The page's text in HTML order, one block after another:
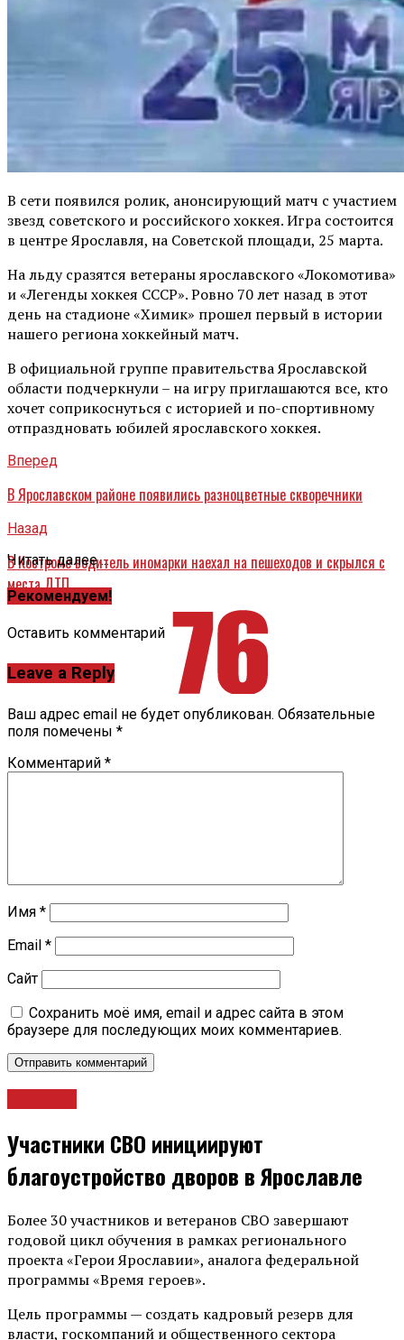
В сети появился ролик, анонсирующий матч с участием
звезд советского и российского хоккея. Игра состоится
в центре Ярославля, на Советской площади, 25 марта.
На льду сразятся ветераны ярославского «Локомотива»
и «Легенды хоккея СССР». Ровно 70 лет назад в этот
день на стадионе «Химик» прошел первый в истории
нашего региона хоккейный матч.
В официальной группе правительства Ярославской
области подчеркнули – на игру приглашаются все, кто
хочет соприкоснуться с историей и по-спортивному
отпраздновать юбилей ярославского хоккея.
Вперед
В Ярославском районе появились разноцветные скворечники
Назад
В Костроме водитель иномарки наехал на пешеходов и скрылся с
места ДТП
Читать далее ...
Рекомендуем!
Оставить комментарий
Leave a Reply
Ваш адрес email не будет опубликован. Обязательные
поля помечены *
Комментарий *
Имя *
Email *
Сайт
Сохранить моё имя, email и адрес сайта в этом
браузере для последующих моих комментариев.
Участники СВО инициируют
благоустройство дворов в Ярославле
Более 30 участников и ветеранов СВО завершают
годовой цикл обучения в рамках регионального
проекта «Герои Ярославии», аналога федеральной
программы «Время героев».
Цель программы — создать кадровый резерв для
власти, госкомпаний и общественного сектора